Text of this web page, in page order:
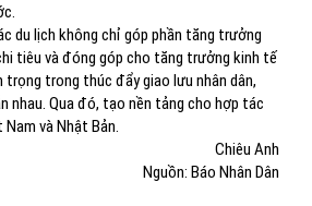
du lịch không chỉ góp phần tăng trưởng
tiêu và đóng góp cho tăng trưởng kinh tế
trọng trong thúc đẩy giao lưu nhân dân,
nhau. Qua đó, tạo nền tảng cho hợp tác
và Nhật Bản.​
Chiêu Anh
Nguồn: Báo Nhân Dân